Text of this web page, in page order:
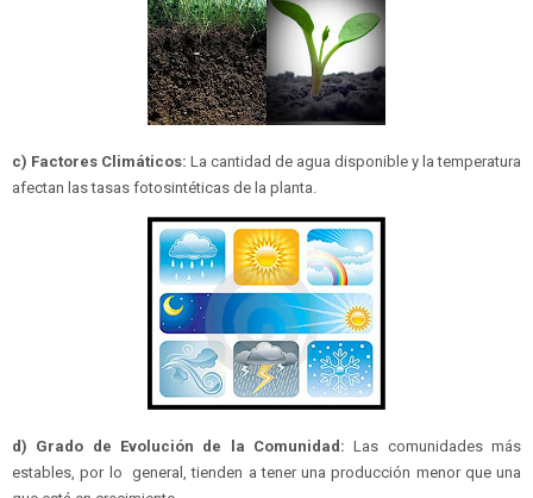
c) Factores Climáticos: La cantidad de agua disponible y la temperatura
afectan las tasas fotosintéticas de la planta.
d) Grado de Evolución de la Comunidad:Las comunidades más
estables, por lo general, tienden a tener una producción menor que una